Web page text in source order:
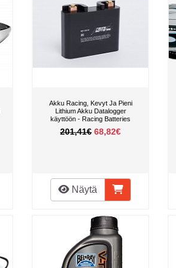
Akku Racing, Kevyt Ja Pieni
Lithium Akku Datalogger
käyttöön - Racing Batteries
201,41€ 68,82€
Näytä